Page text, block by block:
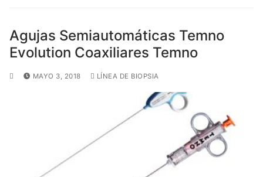
Agujas Semiautomáticas Temno
Evolution Coaxiliares Temno
MAYO 3, 2018 LÍNEA DE BIOPSIA